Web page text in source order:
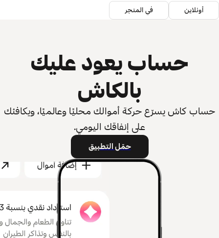
أونلاين في المتجر
حساب يعود عليك
بالكاش
حساب كاش يسرّع حركة أموالك محليًا وعالميًا، ويكافئك
على إنفاقك اليومي.
حمّل التطبيق